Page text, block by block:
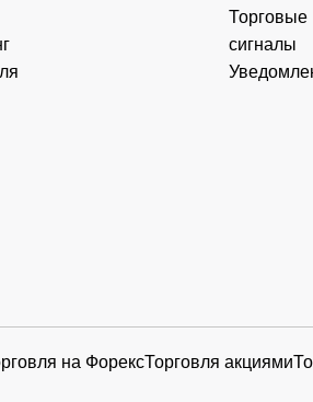
Торговые
сигналы
на ФорексТорговля акциями